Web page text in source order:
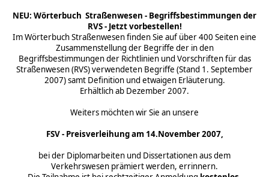
NEU: Wörterbuch Straßenwesen - Begriffsbestimmungen der
RVS - Jetzt vorbestellen!
Im Wörterbuch Straßenwesen finden Sie auf über 400 Seiten eine
Zusammenstellung der Begriffe der in den
Begriffsbestimmungen der Richtlinien und Vorschriften für das
Straßenwesen (RVS) verwendeten Begriffe (Stand 1. September
2007) samt Definition und etwaigen Erläuterung.
Erhältlich ab Dezember 2007.
Weiters möchten wir Sie an unsere
FSV - Preisverleihung am 14.November 2007,
bei der Diplomarbeiten und Dissertationen aus dem
Verkehrswesen prämiert werden, errinnern.